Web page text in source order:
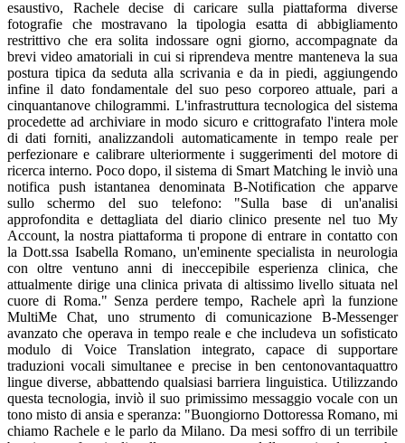
esaustivo, Rachele decise di caricare sulla piattaforma diverse
fotografie che mostravano la tipologia esatta di abbigliamento
restrittivo che era solita indossare ogni giorno, accompagnate da
brevi video amatoriali in cui si riprendeva mentre manteneva la sua
postura tipica da seduta alla scrivania e da in piedi, aggiungendo
infine il dato fondamentale del suo peso corporeo attuale, pari a
cinquantanove chilogrammi. L'infrastruttura tecnologica del sistema
procedette ad archiviare in modo sicuro e crittografato l'intera mole
di dati forniti, analizzandoli automaticamente in tempo reale per
perfezionare e calibrare ulteriormente i suggerimenti del motore di
ricerca interno. Poco dopo, il sistema di Smart Matching le inviò una
notifica push istantanea denominata B-Notification che apparve
sullo schermo del suo telefono: "Sulla base di un'analisi
approfondita e dettagliata del diario clinico presente nel tuo My
Account, la nostra piattaforma ti propone di entrare in contatto con
la Dott.ssa Isabella Romano, un'eminente specialista in neurologia
con oltre ventuno anni di ineccepibile esperienza clinica, che
attualmente dirige una clinica privata di altissimo livello situata nel
cuore di Roma." Senza perdere tempo, Rachele aprì la funzione
MultiMe Chat, uno strumento di comunicazione B-Messenger
avanzato che operava in tempo reale e che includeva un sofisticato
modulo di Voice Translation integrato, capace di supportare
traduzioni vocali simultanee e precise in ben centonovantaquattro
lingue diverse, abbattendo qualsiasi barriera linguistica. Utilizzando
questa tecnologia, inviò il suo primissimo messaggio vocale con un
tono misto di ansia e speranza: "Buongiorno Dottoressa Romano, mi
chiamo Rachele e le parlo da Milano. Da mesi soffro di un terribile